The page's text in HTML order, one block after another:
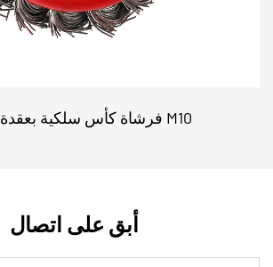
الصنفرة البالية. وهذا يعني أنه
الخشب المعدني سطحًا ثابتًا
نظام دعم آمن يقلل من احتمالية
استخدام القرص القلاب على
فرشاة كأس سلكية بعقدة ملتوية M10
أبق على اتصال